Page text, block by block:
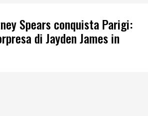
Spears conquista Parigi:
di Jayden James in